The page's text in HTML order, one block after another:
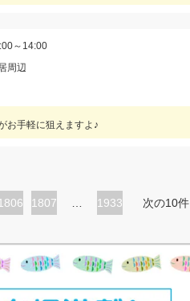
～14:00
周辺
お手軽に狙えますよ♪
ペ
1807 1933 次の10件